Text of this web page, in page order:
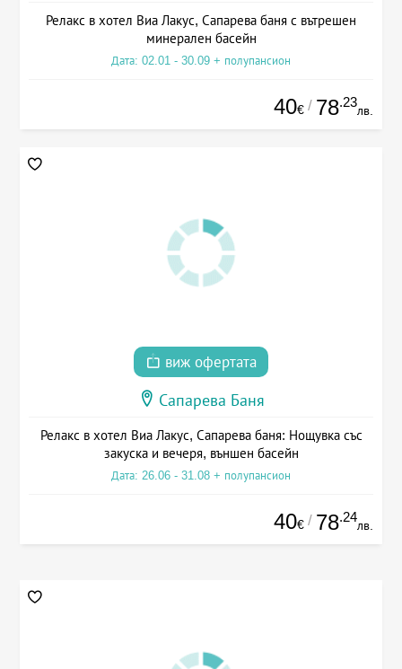
Релакс в хотел Виа Лакус, Сапарева баня с вътрешен
минерален басейн
Дата: 02.01 - 30.09 + полупансион
40€ / 78.23
лв.
виж офертата
Сапарева Баня
Релакс в хотел Виа Лакус, Сапарева баня: Нощувка със
закуска и вечеря, външен басейн
Дата: 26.06 - 31.08 + полупансион
40€ / 78.24
лв.